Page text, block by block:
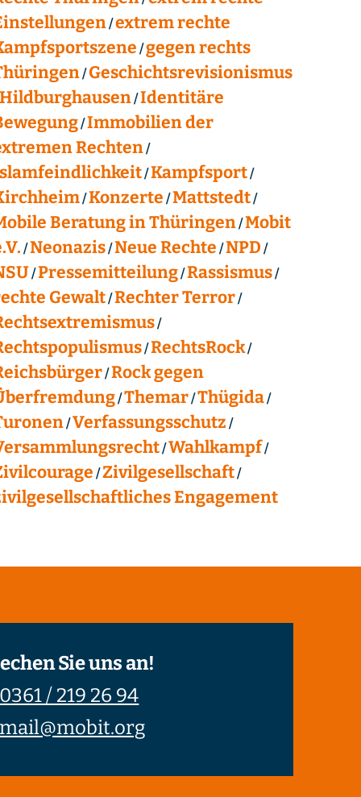
extrem rechte
gegen rechts
Geschichtsrevisionismus
Identitäre
Immobilien der
Rechten
Kampfsport
Konzerte Mattstedt
Beratung in Thüringen Mobit
Neonazis Neue Rechte NPD
Pressemitteilung Rassismus
Gewalt Rechter Terror
RechtsRock
Rock gegen
Themar Thügida
Verfassungsschutz
Wahlkampf
Zivilgesellschaft
Engagement
Sie uns an!
0361 / 219 26 94
mail@mobit.org